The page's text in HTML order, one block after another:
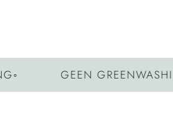
GEEN GREENWASHING◦